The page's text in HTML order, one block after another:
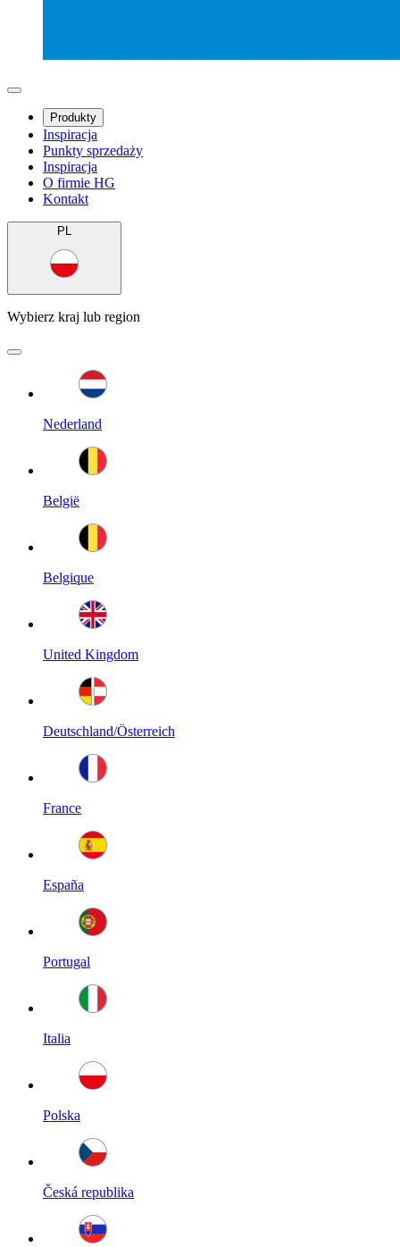
Produkty
Inspiracja
Punkty sprzedaży
Inspiracja
O firmie HG
Kontakt
PL
Wybierz kraj lub region
Nederland
België
Belgique
United Kingdom
Deutschland/Österreich
France
España
Portugal
Italia
Polska
Česká republika